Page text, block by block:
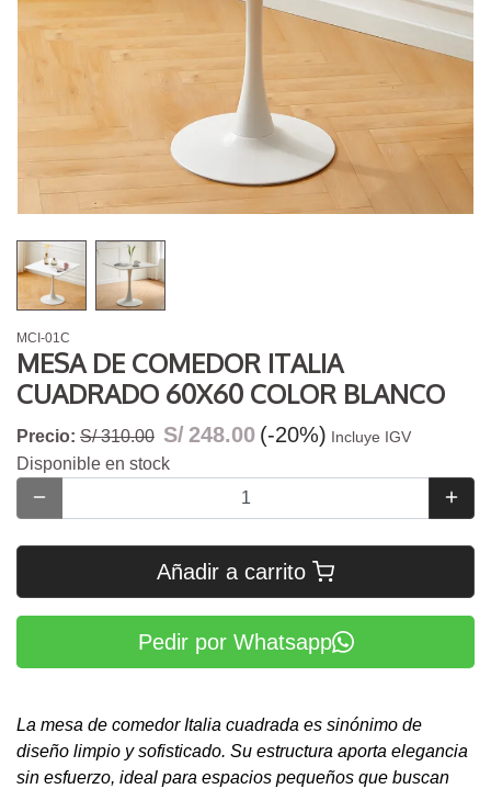
MCI-01C
MESA DE COMEDOR ITALIA
CUADRADO 60X60 COLOR BLANCO
Precio: S/ 310.00 S/248.00 (-20%) Incluye IGV
Disponible en stock
Añadir a carrito
Pedir por Whatsapp
La mesa de comedor Italia cuadrada es sinónimo de
diseño limpio y sofisticado. Su estructura aporta elegancia
sin esfuerzo, ideal para espacios pequeños que buscan